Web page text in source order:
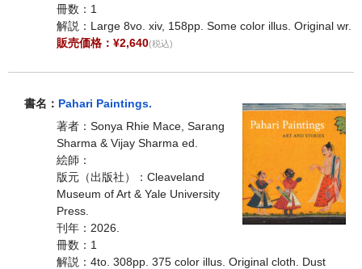
冊数：1
解説：Large 8vo. xiv, 158pp. Some color illus. Original wr.
販売価格：¥2,640(税込)
書名： Pahari Paintings.
著者：Sonya Rhie Mace, Sarang
Sharma & Vijay Sharma ed.
絵師：
版元（出版社）：Cleaveland
Museum of Art & Yale University
Press.
刊年：2026.
冊数：1
解説：4to. 308pp. 375 color illus. Original cloth. Dust